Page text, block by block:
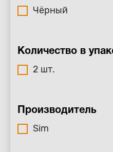
Чёрный
Количество в
2 шт.
Производитель
Sim